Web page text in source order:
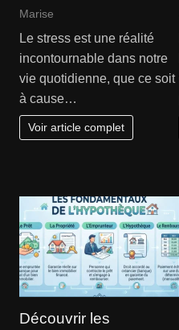
Marise
Le stress est une réalité
incontournable dans notre
vie quotidienne, que ce soit
à cause…
Voir article complet
Découvrir les